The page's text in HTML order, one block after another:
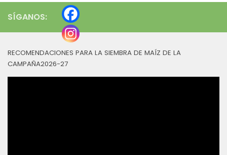
SÍGANOS:
RECOMENDACIONES PARA LA SIEMBRA DE MAÍZ DE LA
CAMPAÑA2026-27